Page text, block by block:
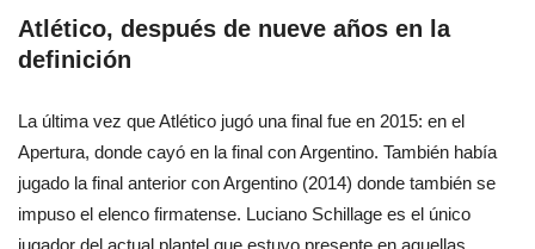
Atlético, después de nueve años en la
definición
La última vez que Atlético jugó una final fue en 2015: en el
Apertura, donde cayó en la final con Argentino. También había
jugado la final anterior con Argentino (2014) donde también se
impuso el elenco firmatense. Luciano Schillage es el único
jugador del actual plantel que estuvo presente en aquellas